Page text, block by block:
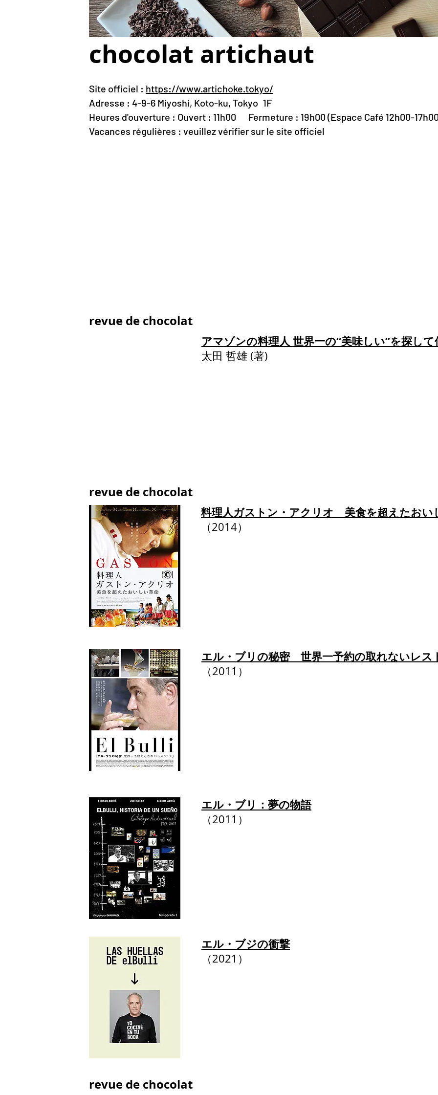
chocolat artichaut
Site officiel : https://www.artichoke.tokyo/
Adresse : 4-9-6 Miyoshi, Koto-ku, Tokyo 1F
Heures d'ouverture : Ouvert : 11h00
Fermeture : 19h00 (Espace Café 12h00-
Vacances régulières : veuillez vérifier sur le site officiel
revue de chocolat
アマゾンの料理人 世界一の“美味しい”を探し
太田 哲雄 (著)
revue de chocolat
料理人ガストン・アクリオ 美食を超えたおい
​（2014）
エル・ブリの秘密 世界一予約の取れないレス
​（2011）
エル・ブリ：夢の物語
​（2011）
エル・ブジの衝撃
​（2021）
revue de chocolat